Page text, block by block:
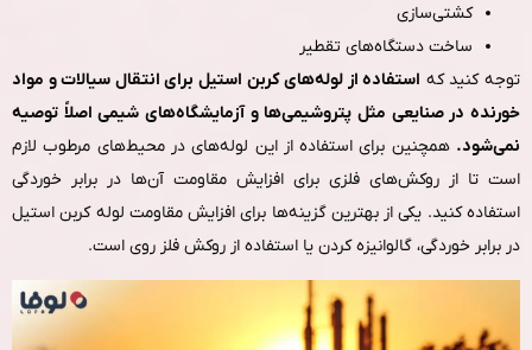
کشتی‌سازی
ساخت دستگاه‌های تقطیر
توجه کنید که استفاده از لوله‌های کربن استیل برای انتقال سیالات و مواد
خورنده در صنایعی مثل پتروشیمی‌ها و آزمایشگاه‌های شیمی اصلاً توصیه
نمی‌شود. همچنین برای استفاده از این لوله‌های در محیط‌های مرطوب لازم
است تا از روکش‌های فلزی برای افزایش مقاومت آن‌ها در برابر خوردگی
استفاده کنید. یکی از بهترین گزینه‌ها برای افزایش مقاومت لوله کربن استیل
در برابر خوردگی، گالوانیزه کردن یا استفاده از روکش فلز روی است.